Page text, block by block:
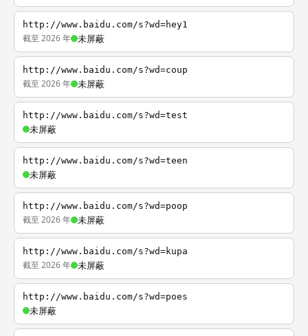
http://www.baidu.com/s?wd=hey1
截至 2026 年 未屏蔽
http://www.baidu.com/s?wd=coup
截至 2026 年 未屏蔽
http://www.baidu.com/s?wd=test
未屏蔽
http://www.baidu.com/s?wd=teen
未屏蔽
http://www.baidu.com/s?wd=poop
截至 2026 年 未屏蔽
http://www.baidu.com/s?wd=kupa
截至 2026 年 未屏蔽
http://www.baidu.com/s?wd=poes
未屏蔽